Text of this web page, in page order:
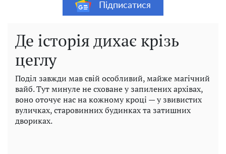
Підписатися
Де історія дихає крізь
цеглу
Поділ завжди мав свій особливий, майже магічний
вайб. Тут минуле не сховане у запилених архівах,
воно оточує нас на кожному кроці — у звивистих
вуличках, старовинних будинках та затишних
двориках.